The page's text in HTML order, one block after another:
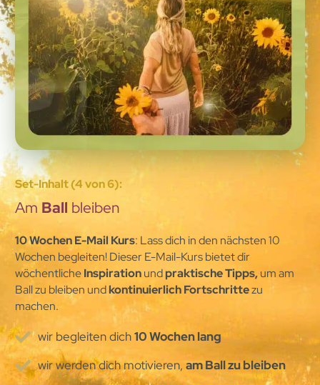
Set-Inhalt (4 von 6):
Am Ball bleiben
10 Wochen E-Mail Kurs: Lass dich in den nächsten 10
Wochen begleiten! Dieser E-Mail-Kurs bietet dir
wöchentlicheInspirationundpraktische Tipps,um am
Ball zu bleiben undkontinuierlich Fortschrittezu
machen.
wir begleiten dich10 Wochen lang
wir werden dich motivieren,am Ball zu bleiben